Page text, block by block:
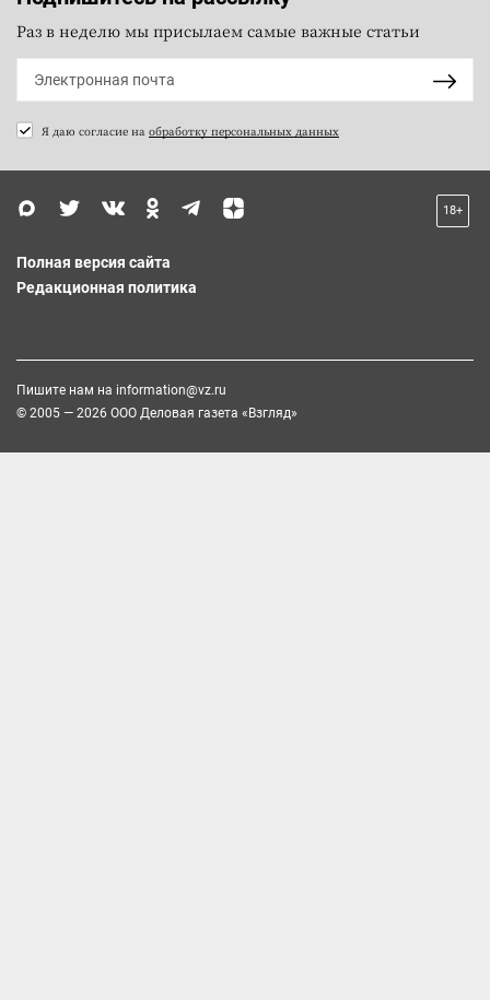
Раз в неделю мы присылаем самые важные статьи
Я даю согласие на обработку персональных данных
18+
Полная версия сайта
Редакционная политика
Пишите нам на information@vz.ru
© 2005 — 2026 ООО Деловая газета «Взгляд»